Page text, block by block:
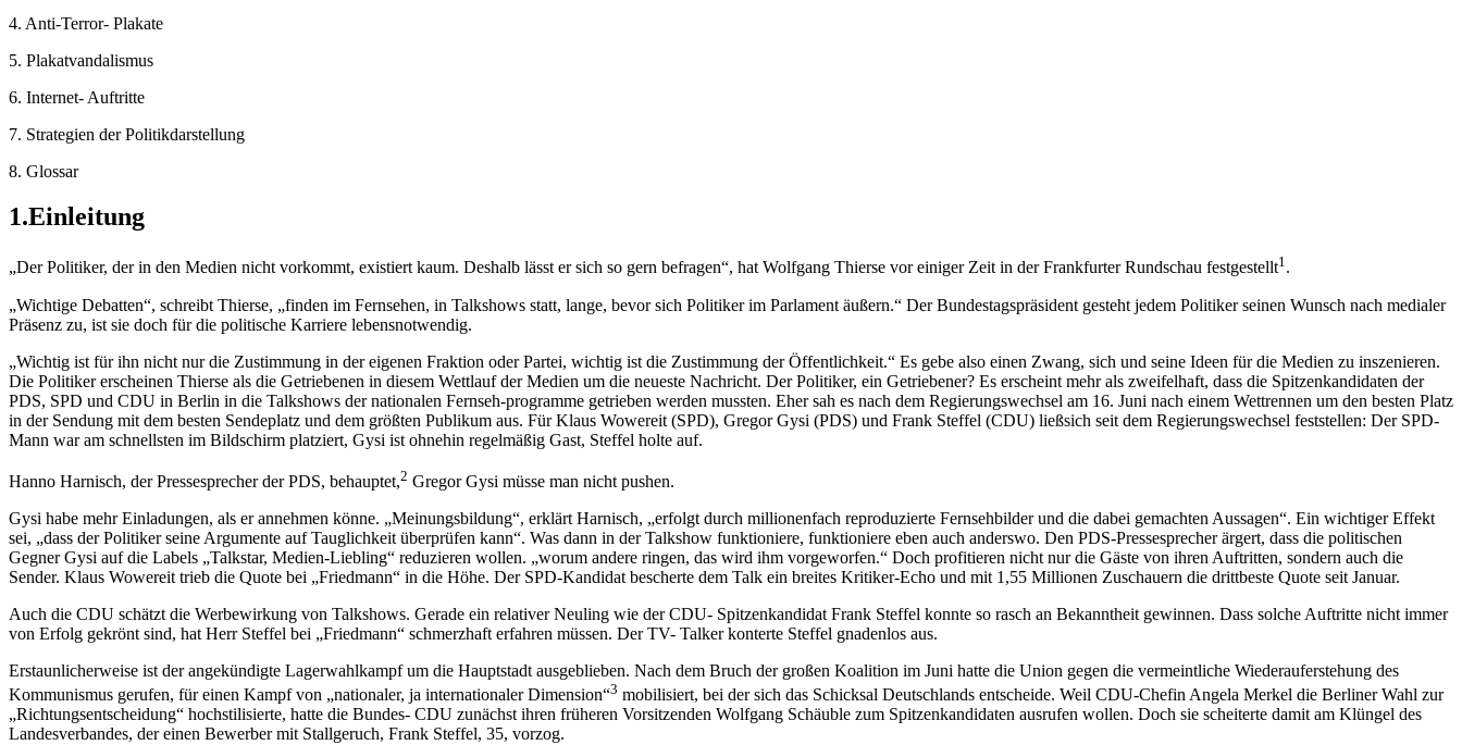
4. Anti-Terror- Plakate
5. Plakatvandalismus
6. Internet- Auftritte
7. Strategien der Politikdarstellung
8. Glossar
1.Einleitung
„Der Politiker, der in den Medien nicht vorkommt, existiert kaum. Deshalb lässt er sich so gern befragen“, hat Wolfgang Thierse vor einiger Zeit in der Frankfurter Rundschau festgestellt1.
„Wichtige Debatten“, schreibt Thierse, „finden im Fernsehen, in Talkshows statt, lange, bevor sich Politiker im Parlament äußern.“ Der Bundestagspräsident gesteht jedem Politiker seinen Wunsch nach medialer
Präsenz zu, ist sie doch für die politische Karriere lebensnotwendig.
„Wichtig ist für ihn nicht nur die Zustimmung in der eigenen Fraktion oder Partei, wichtig ist die Zustimmung der Öffentlichkeit.“ Es gebe also einen Zwang, sich und seine Ideen für die Medien zu inszenieren.
Die Politiker erscheinen Thierse als die Getriebenen in diesem Wettlauf der Medien um die neueste Nachricht. Der Politiker, ein Getriebener? Es erscheint mehr als zweifelhaft, dass die Spitzenkandidaten der
PDS, SPD und CDU in Berlin in die Talkshows der nationalen Fernseh-programme getrieben werden mussten. Eher sah es nach dem Regierungswechsel am 16. Juni nach einem Wettrennen um den besten Platz
in der Sendung mit dem besten Sendeplatz und dem größten Publikum aus. Für Klaus Wowereit (SPD), Gregor Gysi (PDS) und Frank Steffel (CDU) ließsich seit dem Regierungswechsel feststellen: Der SPD-
Mann war am schnellsten im Bildschirm platziert, Gysi ist ohnehin regelmäßig Gast, Steffel holte auf.
Hanno Harnisch, der Pressesprecher der PDS, behauptet,2 Gregor Gysi müsse man nicht pushen.
Gysi habe mehr Einladungen, als er annehmen könne. „Meinungsbildung“, erklärt Harnisch, „erfolgt durch millionenfach reproduzierte Fernsehbilder und die dabei gemachten Aussagen“. Ein wichtiger Effekt
sei, „dass der Politiker seine Argumente auf Tauglichkeit überprüfen kann“. Was dann in der Talkshow funktioniere, funktioniere eben auch anderswo. Den PDS-Pressesprecher ärgert, dass die politischen
Gegner Gysi auf die Labels „Talkstar, Medien-Liebling“ reduzieren wollen. „worum andere ringen, das wird ihm vorgeworfen.“ Doch profitieren nicht nur die Gäste von ihren Auftritten, sondern auch die
Sender. Klaus Wowereit trieb die Quote bei „Friedmann“ in die Höhe. Der SPD-Kandidat bescherte dem Talk ein breites Kritiker-Echo und mit 1,55 Millionen Zuschauern die drittbeste Quote seit Januar.
Auch die CDU schätzt die Werbewirkung von Talkshows. Gerade ein relativer Neuling wie der CDU- Spitzenkandidat Frank Steffel konnte so rasch an Bekanntheit gewinnen. Dass solche Auftritte nicht immer
von Erfolg gekrönt sind, hat Herr Steffel bei „Friedmann“ schmerzhaft erfahren müssen. Der TV- Talker konterte Steffel gnadenlos aus.
Erstaunlicherweise ist der angekündigte Lagerwahlkampf um die Hauptstadt ausgeblieben. Nach dem Bruch der großen Koalition im Juni hatte die Union gegen die vermeintliche Wiederauferstehung des
Kommunismus gerufen, für einen Kampf von „nationaler, ja internationaler Dimension“3 mobilisiert, bei der sich das Schicksal Deutschlands entscheide. Weil CDU-Chefin Angela Merkel die Berliner Wahl zur
„Richtungsentscheidung“ hochstilisierte, hatte die Bundes- CDU zunächst ihren früheren Vorsitzenden Wolfgang Schäuble zum Spitzenkandidaten ausrufen wollen. Doch sie scheiterte damit am Klüngel des
Landesverbandes, der einen Bewerber mit Stallgeruch, Frank Steffel, 35, vorzog.